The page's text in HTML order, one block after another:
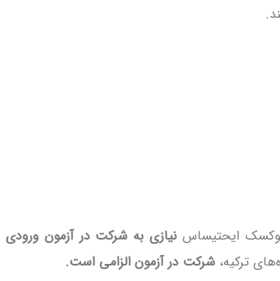
ایحتیساس نیازی به شرکت در آزمون ورودی
ترکیه،شرکت در آزمون الزامی است.